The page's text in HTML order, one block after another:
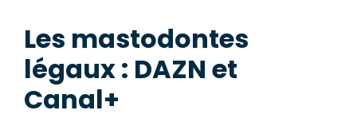
Les mastodontes
légaux : DAZN et
Canal+